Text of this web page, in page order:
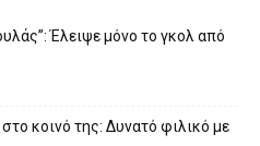
Έλειψε μόνο το γκολ από
κοινό της: Δυνατό φιλικό με